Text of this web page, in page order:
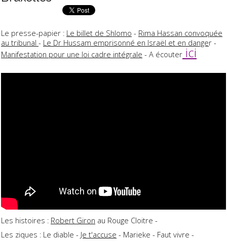
Le presse-papier : Le billet de Shlomo - Rima Hassan convoquée
au tribunal - Le Dr Hussam emprisonné en Israël et en danger -
Manifestation pour une loi cadre intégrale - A écouter ici
Les histoires : Robert Giron au Rouge Cloitre -
Les ziques : Le diable - Je t'accuse - Marieke - Faut vivre -